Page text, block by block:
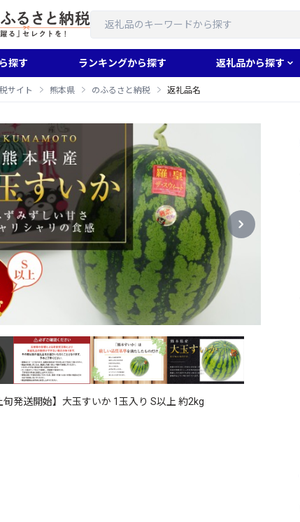
探す ランキングから探す 返礼品から探す
サイト 熊本県 のふるさと納税 返礼品名
旬発送開始】大玉すいか 1玉入り S以上 約2kg